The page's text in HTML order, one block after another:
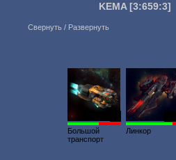
KEMA [3:659:3]
Свернуть / Развернуть
Большой
транспорт
Линкор